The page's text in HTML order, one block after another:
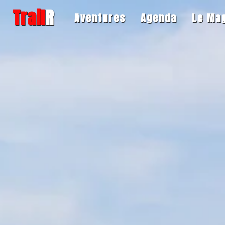
TrailR Aventures Agenda Le